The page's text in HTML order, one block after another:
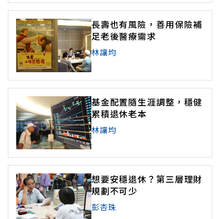
長壽也有風險，善用保險補
足老後醫療需求
林讓均
基金配置隨生涯調整，穩健
累積退休老本
林讓均
想要安穩退休？第三層理財
規劃不可少
彭杏珠